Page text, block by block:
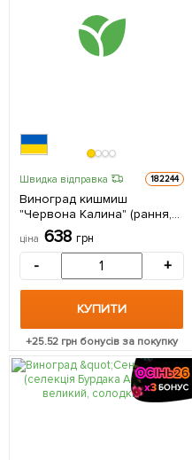
Швидка відправка 182244
Виноград кишмиш
"Червона Калина" (рання,
велика, солодка, ягода
селекції США) 1 саджанець
ціна 638 грн
- +
КУПИТИ
+25.52 грн бонусів за покупку